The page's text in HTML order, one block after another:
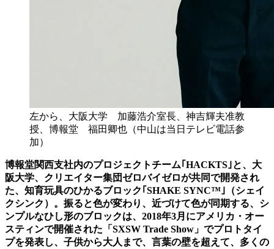
左から、大阪大学 加藤浩介室長、神吉輝夫准教
授、博報堂 福田卿也（中山は当日テレビ電話参
加）
博報堂関西支社内のプロジェクトチーム｢HACKTS｣と、大
阪大学、クリエイター集団ゼロバイゼロが共同で開発され
た、知育玩具のひかるブロック｢SHAKE SYNC™｣（シェイ
クシンク）。振ると色が変わり、近づけて色が同期する、シ
ンプルなひし形のブロックは、2018年3月にアメリカ・オー
スティンで開催された「SXSW Trade Show」でプロトタイ
プを発表し、子供から大人まで、言葉の壁を超えて、多くの